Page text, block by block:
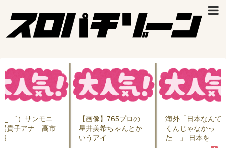
【画像】765プロの
星井美希ちゃんとか
海外「日本なんて行
くんじゃなかっ
た…」 日本を...
現役の精神
『高市首
害者だ』と